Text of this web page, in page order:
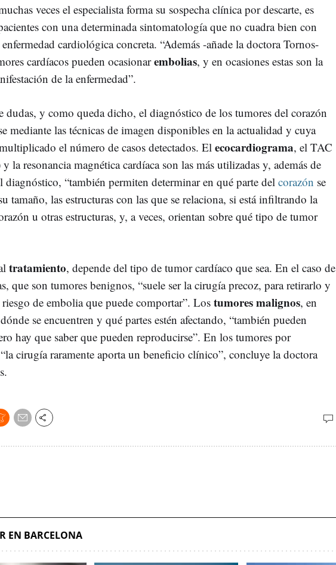
veces el especialista forma su sospecha clínica por descarte, es
con una determinada sintomatología que no cuadra bien con
cardiológica concreta. “Además -añade la doctora Tornos-
cardíacos pueden ocasionarembolias, y en ocasiones estas son la
de la enfermedad”.
dudas, y como queda dicho, el diagnóstico de los tumores del corazón
mediante las técnicas de imagen disponibles en la actualidad y cuya
el número de casos detectados. El ecocardiograma, el TAC
y la resonancia magnética cardíaca son las más utilizadas y, además de
diagnóstico, “también permiten determinar en qué parte del corazón se
tamaño, las estructuras con las que se relaciona, si está infiltrando la
u otras estructuras, y, a veces, orientan sobre qué tipo de tumor
tratamiento, depende del tipo de tumor cardíaco que sea. En el caso de
que son tumores benignos, “suele ser la cirugía precoz, para retirarlo y
de embolia que puede comportar”. Los tumores malignos, en
se encuentren y qué partes estén afectando, “también pueden
hay que saber que pueden reproducirse”. En los tumores por
“la cirugía raramente aporta un beneficio clínico”, concluye la doctora
EN BARCELONA